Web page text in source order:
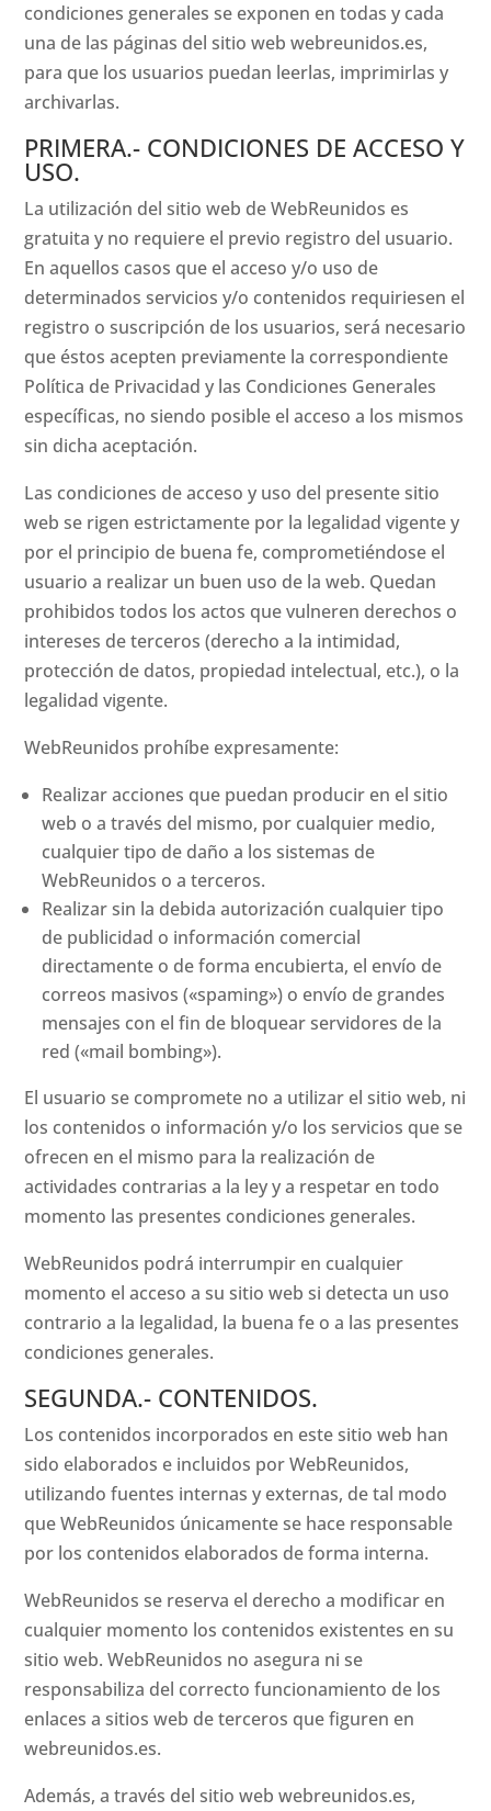
condiciones generales se exponen en todas y cada
una de las páginas del sitio web webreunidos.es,
para que los usuarios puedan leerlas, imprimirlas y
archivarlas.
PRIMERA.- CONDICIONES DE ACCESO Y
USO.
La utilización del sitio web de WebReunidos es
gratuita y no requiere el previo registro del usuario.
En aquellos casos que el acceso y/o uso de
determinados servicios y/o contenidos requiriesen el
registro o suscripción de los usuarios, será necesario
que éstos acepten previamente la correspondiente
Política de Privacidad y las Condiciones Generales
específicas, no siendo posible el acceso a los mismos
sin dicha aceptación.
Las condiciones de acceso y uso del presente sitio
web se rigen estrictamente por la legalidad vigente y
por el principio de buena fe, comprometiéndose el
usuario a realizar un buen uso de la web. Quedan
prohibidos todos los actos que vulneren derechos o
intereses de terceros (derecho a la intimidad,
protección de datos, propiedad intelectual, etc.), o la
legalidad vigente.
WebReunidos prohíbe expresamente:
Realizar acciones que puedan producir en el sitio
web o a través del mismo, por cualquier medio,
cualquier tipo de daño a los sistemas de
WebReunidos o a terceros.
Realizar sin la debida autorización cualquier tipo
de publicidad o información comercial
directamente o de forma encubierta, el envío de
correos masivos («spaming») o envío de grandes
mensajes con el fin de bloquear servidores de la
red («mail bombing»).
El usuario se compromete no a utilizar el sitio web, ni
los contenidos o información y/o los servicios que se
ofrecen en el mismo para la realización de
actividades contrarias a la ley y a respetar en todo
momento las presentes condiciones generales.
WebReunidos podrá interrumpir en cualquier
momento el acceso a su sitio web si detecta un uso
contrario a la legalidad, la buena fe o a las presentes
condiciones generales.
SEGUNDA.- CONTENIDOS.
Los contenidos incorporados en este sitio web han
sido elaborados e incluidos por WebReunidos,
utilizando fuentes internas y externas, de tal modo
que WebReunidos únicamente se hace responsable
por los contenidos elaborados de forma interna.
WebReunidos se reserva el derecho a modificar en
cualquier momento los contenidos existentes en su
sitio web. WebReunidos no asegura ni se
responsabiliza del correcto funcionamiento de los
enlaces a sitios web de terceros que figuren en
webreunidos.es.
Además, a través del sitio web webreunidos.es,